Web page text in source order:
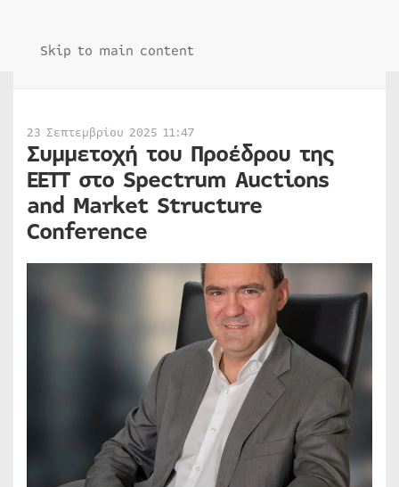
Skip to main content
23 Σεπτεμβρίου 2025 11:47
Συμμετοχή του Προέδρου της
ΕΕΤΤ στο Spectrum Auctions
and Market Structure
Conference